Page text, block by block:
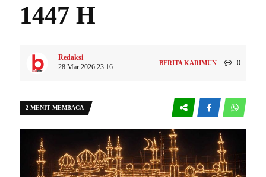
1447 H
Redaksi
28 Mar 2026 23:16
BERITA KARIMUN 0
2 MENIT MEMBACA